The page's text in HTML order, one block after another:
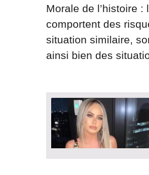
Morale de l’histoire
comportent des
situation similaire,
ainsi bien des